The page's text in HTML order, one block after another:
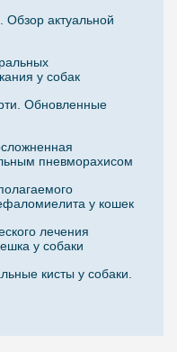
актуальной
у собак
Обновленные
пневморахисом
у кошек
лечения
у собаки
кисты у собаки.